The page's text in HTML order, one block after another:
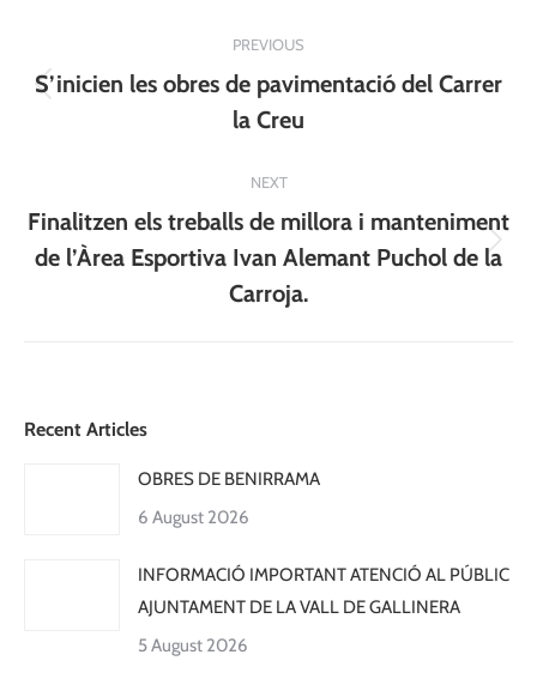
navigation
PREVIOUS
Previous
post:
S’inicien les obres de pavimentació del Carrer
la Creu
NEXT
Next
post:
Finalitzen els treballs de millora i manteniment
de l’Àrea Esportiva Ivan Alemant Puchol de la
Carroja.
Recent Articles
OBRES DE BENIRRAMA
6 August 2026
INFORMACIÓ IMPORTANT ATENCIÓ AL PÚBLIC
AJUNTAMENT DE LA VALL DE GALLINERA
5 August 2026